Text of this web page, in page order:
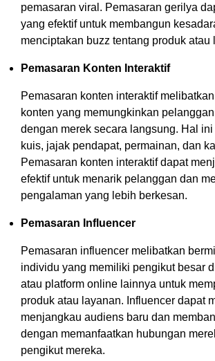
pemasaran viral. Pemasaran gerilya
yang efektif untuk membangun
menciptakan buzz tentang produk atau
Pemasaran Konten Interaktif
Pemasaran konten interaktif
konten yang memungkinkan
dengan merek secara langsung. Hal
kuis, jajak pendapat, permainan, dan
Pemasaran konten interaktif dapat
efektif untuk menarik pelanggan dan
pengalaman yang lebih berkesan.
Pemasaran Influencer
Pemasaran influencer melibatkan
individu yang memiliki pengikut besar
atau platform online lainnya untuk
produk atau layanan. Influencer dapat
menjangkau audiens baru dan
dengan memanfaatkan hubungan
pengikut mereka.